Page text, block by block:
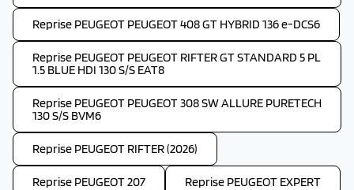
Reprise PEUGEOT PEUGEOT 408 GT HYBRID 136 e-DCS6
Reprise PEUGEOT PEUGEOT RIFTER GT STANDARD 5 PL
1.5 BLUE HDI 130 S/S EAT8
Reprise PEUGEOT PEUGEOT 308 SW ALLURE PURETECH
130 S/S BVM6
Reprise PEUGEOT RIFTER (2026)
Reprise PEUGEOT 207 Reprise PEUGEOT EXPERT